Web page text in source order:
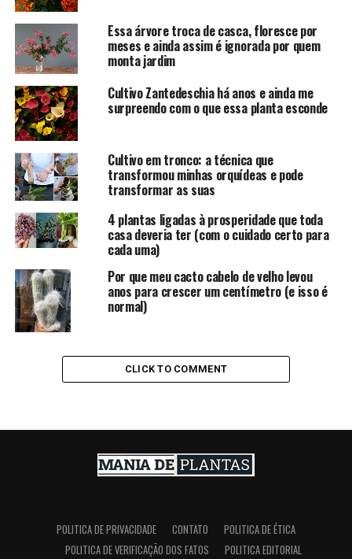
Essa árvore troca de casca, floresce por
meses e ainda assim é ignorada por quem
monta jardim
Cultivo Zantedeschia há anos e ainda me
surpreendo com o que essa planta esconde
Cultivo em tronco: a técnica que
transformou minhas orquídeas e pode
transformar as suas
4 plantas ligadas à prosperidade que toda
casa deveria ter (com o cuidado certo para
cada uma)
Por que meu cacto cabelo de velho levou
anos para crescer um centímetro (e isso é
normal)
CLICK TO COMMENT
POLITICA DE PRIVACIDADE CONTATO
POLITICA DE ÉTICA
POLITICA DE VERIFICAÇÃO DOS FATOS
POLITICA EDITORIAL